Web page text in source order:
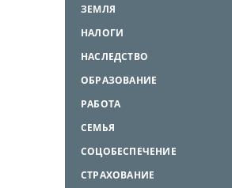
ЗЕМЛЯ
НАЛОГИ
НАСЛЕДСТВО
ОБРАЗОВАНИЕ
РАБОТА
СЕМЬЯ
СОЦОБЕСПЕЧЕНИЕ
СТРАХОВАНИЕ